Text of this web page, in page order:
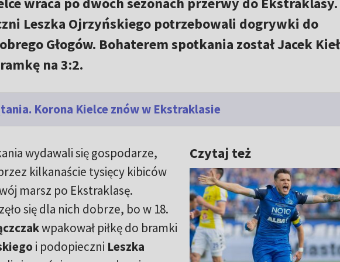
Leszka Ojrzyńskiego potrzebowali dogrywki do
Głogów. Bohaterem spotkania został Jacek
na 3:2.
Korona Kielce znów w Ekstraklasie
Czytaj też
wydawali się gospodarze,
kilkanaście tysięcy kibiców
marsz po Ekstraklasę.
się dla nich dobrze, bo w 18.
wpakował piłkę do bramki
i podopieczni Leszka